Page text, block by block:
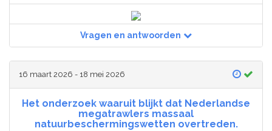
Vragen en antwoorden
16 maart 2026 - 18 mei 2026
Het onderzoek waaruit blijkt dat Nederlandse
megatrawlers massaal
natuurbeschermingswetten overtreden.